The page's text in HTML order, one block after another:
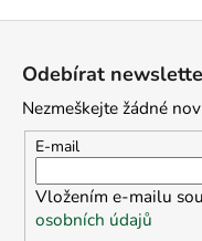
Odebírat
Nezmeškejte žádné
E-mail
Vložením e-mailu
osobních údajů